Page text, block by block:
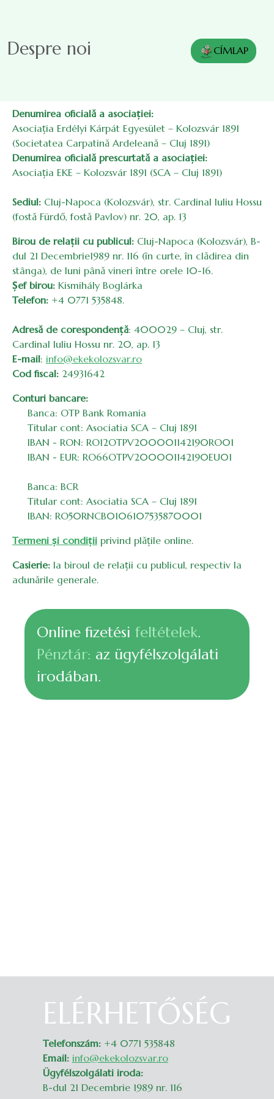
Despre noi CÍMLAP
Denumirea oficială a asociației:
Asociația Erdélyi Kárpát Egyesület – Kolozsvár 1891
(Societatea Carpatină Ardeleană – Cluj 1891)
Denumirea oficială prescurtată a asociației:
Asociația EKE – Kolozsvár 1891 (SCA – Cluj 1891)
Sediul: Cluj-Napoca (Kolozsvár), str. Cardinal Iuliu Hossu
(fostă Fürdő, fostă Pavlov) nr. 20, ap. 13
Birou de relații cu publicul: Cluj-Napoca (Kolozsvár), B-
dul 21 Decembrie1989 nr. 116 (în curte, în clădirea din
stânga), de luni până vineri între orele 10-16.
Șef birou: Kismihály Boglárka
Telefon: +4 0771 535848.
Adresă de corespondență: 400029 – Cluj, str.
Cardinal Iuliu Hossu nr. 20, ap. 13
E-mail: info@ekekolozsvar.ro
Cod fiscal: 24931642
Conturi bancare:
Banca: OTP Bank Romania
Titular cont: Asociatia SCA – Cluj 1891
IBAN - RON: RO12OTPV200001142190RO01
IBAN - EUR: RO66OTPV200001142190EU01
Banca: BCR
Titular cont: Asociatia SCA – Cluj 1891
IBAN: RO50RNCB0106107535870001
Termeni și condiții privind plățile online.
Casierie: la biroul de relații cu publicul, respectiv la
adunările generale.
Online fizetési feltételek.
Pénztár: az ügyfélszolgálati
irodában.
ELÉRHETŐSÉG
Telefonszám: +4 0771 535848
Email: info@ekekolozsvar.ro
Ügyfélszolgálati iroda:
B-dul 21 Decembrie 1989 nr. 116